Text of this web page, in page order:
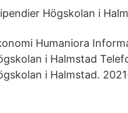
Högskolan i
Humaniora
i Halmstad
i Halmstad.